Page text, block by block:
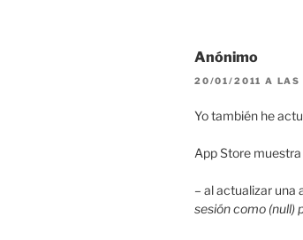
Anónimo
20/01/2011 A LAS
Yo también he
App Store
– al actualizar una
sesión como (null)